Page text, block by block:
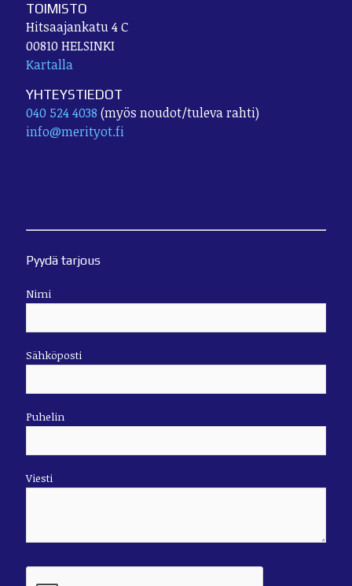
TOIMISTO
Hitsaajankatu 4 C
00810 HELSINKI
Kartalla
YHTEYSTIEDOT
040 524 4038 (myös noudot/tuleva rahti)
info@merityot.fi
Pyydä tarjous
Nimi
Sähköposti
Puhelin
Viesti